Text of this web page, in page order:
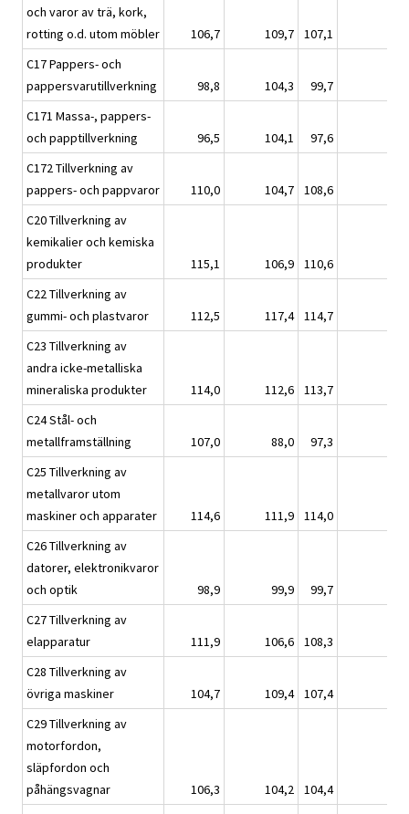
och varor av trä, kork,
rotting o.d. utom möbler
106,7 109,7
107,1
C17 Pappers- och
pappersvarutillverkning
98,8 104,3
99,7
C171 Massa-, pappers-
och papptillverkning
96,5 104,1
97,6
C172 Tillverkning av
pappers- och pappvaror
110,0 104,7
108,6
C20 Tillverkning av
kemikalier och kemiska
produkter
115,1 106,9
110,6
C22 Tillverkning av
gummi- och plastvaror
112,5 117,4
114,7
C23 Tillverkning av
andra icke-metalliska
mineraliska produkter
114,0 112,6
113,7
C24 Stål- och
metallframställning
107,0 88,0
97,3
C25 Tillverkning av
metallvaror utom
maskiner och apparater
114,6 111,9
114,0
C26 Tillverkning av
datorer, elektronikvaror
och optik
98,9 99,9
99,7
C27 Tillverkning av
elapparatur
111,9 106,6
108,3
C28 Tillverkning av
övriga maskiner
104,7 109,4
107,4
C29 Tillverkning av
motorfordon,
släpfordon och
påhängsvagnar
106,3 104,2
104,4